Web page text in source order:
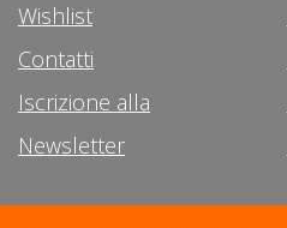
Wishlist
Contatti
Iscrizione alla
Newsletter